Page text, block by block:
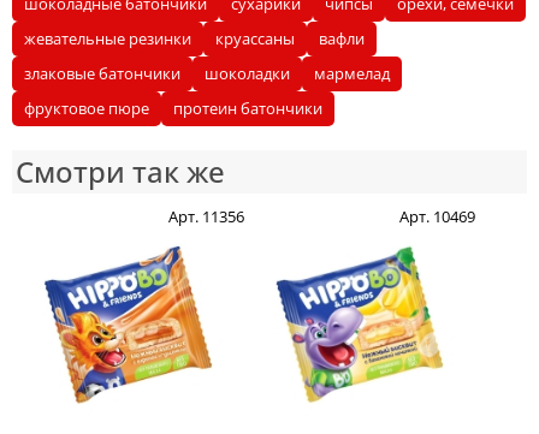
жевательные резинки
круассаны
вафли
злаковые батончики
шоколадки
мармелад
фруктовое пюре
протеин батончики
Смотри так же
Арт. 11356 Арт. 10469